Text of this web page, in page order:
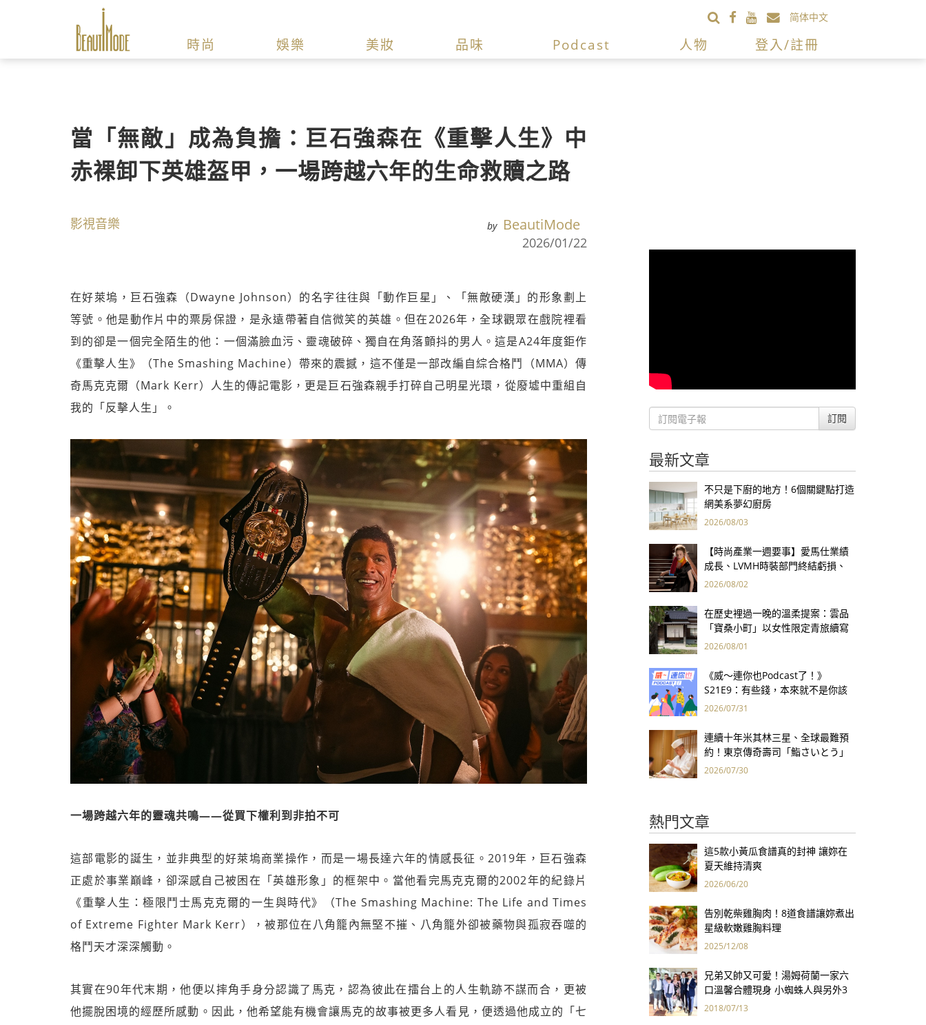
简体中文
時尚 娛樂 美妝 品味 Podcast 人物 登入/註冊
當「無敵」成為負擔：巨石強森在《重擊人生》中
赤裸卸下英雄盔甲，一場跨越六年的生命救贖之路
影視音樂 by BeautiMode
2026/01/22
在好萊塢，巨石強森（Dwayne Johnson）的名字往往與「動作巨星」、「無敵硬漢」的形象劃上
等號。他是動作片中的票房保證，是永遠帶著自信微笑的英雄。但在2026年，全球觀眾在戲院裡看
到的卻是一個完全陌生的他：一個滿臉血污、靈魂破碎、獨自在角落顫抖的男人。這是A24年度鉅作
《重擊人生》（The Smashing Machine）帶來的震撼，這不僅是一部改編自綜合格鬥（MMA）傳
奇馬克克爾（Mark Kerr）人生的傳記電影，更是巨石強森親手打碎自己明星光環，從廢墟中重組自
我的「反擊人生」。
一場跨越六年的靈魂共鳴——從買下權利到非拍不可
這部電影的誕生，並非典型的好萊塢商業操作，而是一場長達六年的情感長征。2019年，巨石強森
正處於事業巔峰，卻深感自己被困在「英雄形象」的框架中。當他看完馬克克爾的2002年的紀錄片
《重擊人生：極限鬥士馬克克爾的一生與時代》（The Smashing Machine: The Life and Times
of Extreme Fighter Mark Kerr），被那位在八角籠內無堅不摧、八角籠外卻被藥物與孤寂吞噬的
格鬥天才深深觸動。
其實在90年代末期，他便以摔角手身分認識了馬克，認為彼此在擂台上的人生軌跡不謀而合，更被
他擺脫困境的經歷所感動。因此，他希望能有機會讓馬克的故事被更多人看見，便透過他成立的「七
訂閱
最新文章
不只是下廚的地方！6個關鍵點打造
網美系夢幻廚房
2026/08/03
【時尚產業一週要事】愛馬仕業績
成長、LVMH時裝部門終結虧損、
Kering轉型策略初現成效、Prada
2026/08/02
在歷史裡過一晚的溫柔提案：雲品
「寶桑小町」以女性限定青旅續寫
台東老屋記憶
2026/08/01
《威～連你也Podcast了！》
S21E9：有些錢，本來就不是你該
賺的——讀《一個投機者的告白》
2026/07/31
連續十年米其林三星、全球最難預
約！東京傳奇壽司「鮨さいとう」
為何破例首度來台？
2026/07/30
熱門文章
這5款小黃瓜食譜真的封神 讓妳在
夏天維持清爽
2026/06/20
告別乾柴雞胸肉！8道食譜讓妳煮出
星級軟嫩雞胸料理
2025/12/08
兄弟又帥又可愛！湯姆荷蘭一家六
口溫馨合體現身 小蜘蛛人與另外3
個弟弟感情超好！
2018/07/13